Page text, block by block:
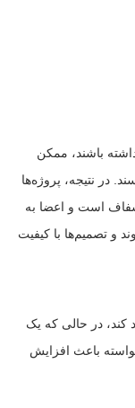
باشند، ممکن
در نتیجه، پروژه‌ها
شفاف است و اعضا به
و تصمیم‌ها با کیفیت
کند، در حالی که یک
باعث افزایش